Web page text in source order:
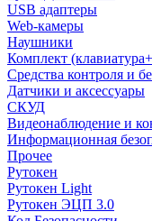
USB адаптеры
Web-камеры
Наушники
Комплект
Средства контроля и
Датчики и аксессуары
СКУД
Видеонаблюдение и
Информационная
Прочее
Рутокен
Рутокен Light
Рутокен ЭЦП 3.0